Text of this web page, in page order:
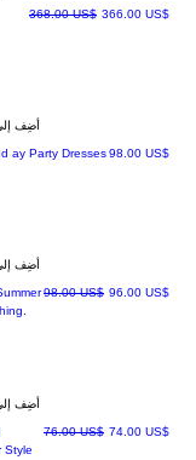
سعر عادي‏368.00 US$ سعر البيع‏366.00 US$
أضِف
ay Party Dressesالسعر ‏98.00 US$
أضِف
سعر عادي
‏98.00 US$ سعر البيع‏96.00 US$
أضِف
Style
سعر عادي
‏76.00 US$ سعر البيع‏74.00 US$